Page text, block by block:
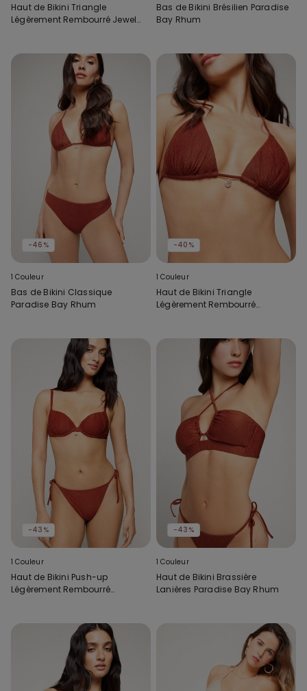
Haut de Bikini Triangle
Légèrement Rembourré Jewel
Bas de Bikini Brésilien Paradise
Bay Rhum
-46%
1 Couleur
Bas de Bikini Classique
Paradise Bay Rhum
-40%
1 Couleur
Haut de Bikini Triangle
Légèrement Rembourré
-43%
1 Couleur
Haut de Bikini Push-up
Légèrement Rembourré
-43%
1 Couleur
Haut de Bikini Brassière
Lanières Paradise Bay Rhum